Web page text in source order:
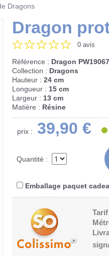
Dragons
Dragon
0 avis
Référence : Dragon
Collection : Dragons
Hauteur : 24 cm
Longueur : 15 cm
Largeur : 13 cm
Matière : Résine
prix : 39,90 €
Quantité :
Emballage paquet